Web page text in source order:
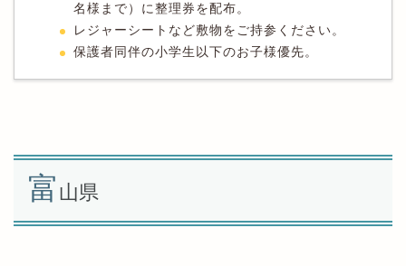
名様まで）に整理券を配布。
レジャーシートなど敷物をご持参ください。
保護者同伴の小学生以下のお子様優先。
富 山県